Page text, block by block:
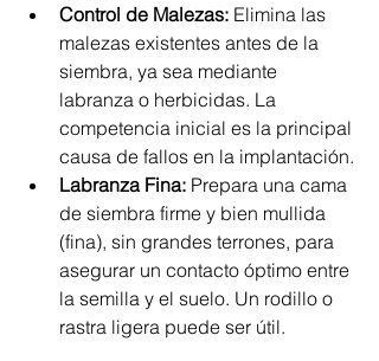
Control de Malezas: Elimina las
malezas existentes antes de la
siembra, ya sea mediante
labranza o herbicidas. La
competencia inicial es la principal
causa de fallos en la implantación.
Labranza Fina: Prepara una cama
de siembra firme y bien mullida
(fina), sin grandes terrones, para
asegurar un contacto óptimo entre
la semilla y el suelo. Un rodillo o
rastra ligera puede ser útil.